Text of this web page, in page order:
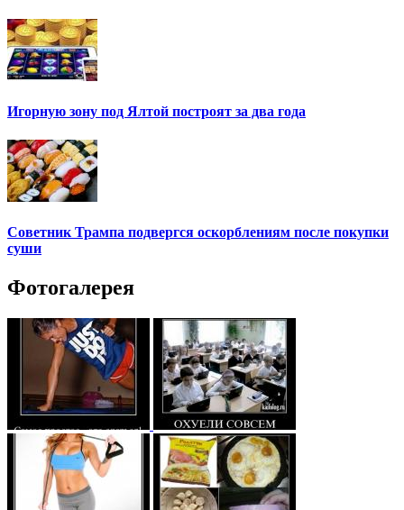
Игорную зону под Ялтой построят за два года
Советник Трампа подвергся оскорблениям после покупки
суши
Фотогалерея